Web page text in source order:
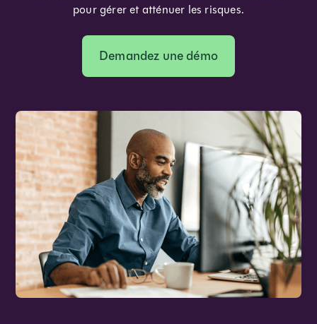
pour gérer et atténuer les risques.
Demandez une démo